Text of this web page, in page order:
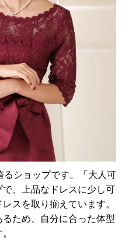
るショップです。「大人可
、上品なドレスに少し可
スを取り揃えています。
ため、自分に合った体型